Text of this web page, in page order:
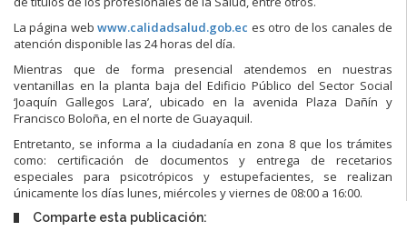
La página webwww.calidadsalud.gob.ec es otro de los canales de
atención disponible las 24 horas del día.
Mientras que de forma presencial atendemos en nuestras
ventanillas en la planta baja del Edificio Público del Sector Social
‘Joaquín Gallegos Lara’, ubicado en la avenida Plaza Dañín y
Francisco Boloña, en el norte de Guayaquil.
Entretanto, se informa a la ciudadanía en zona 8 que los trámites
como: certificación de documentos y entrega de recetarios
especiales para psicotrópicos y estupefacientes, se realizan
únicamente los días lunes, miércoles y viernes de 08:00 a 16:00.
Comparte esta publicación: